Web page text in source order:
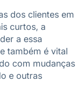
dos clientes em
curtos, a
a essa
também é vital
com mudanças
e outras